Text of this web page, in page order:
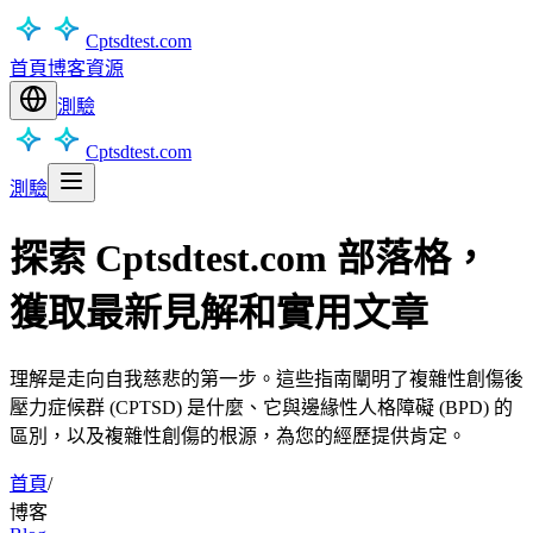
Cptsdtest.com
首頁博客資源
測驗
Cptsdtest.com
測驗
探索 Cptsdtest.com 部落格，
獲取最新見解和實用文章
理解是走向自我慈悲的第一步。這些指南闡明了複雜性創傷後
壓力症候群 (CPTSD) 是什麼、它與邊緣性人格障礙 (BPD) 的
區別，以及複雜性創傷的根源，為您的經歷提供肯定。
首頁/
博客